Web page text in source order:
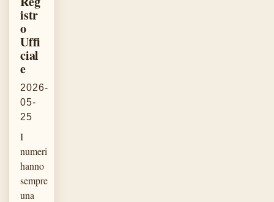
istr
o
Uffi
cial
e
2026-
05-
25
I
numeri
hanno
sempre
una